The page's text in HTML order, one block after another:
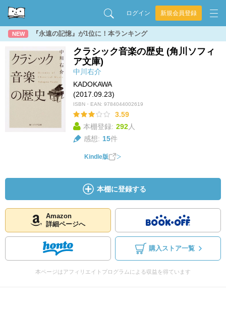
ログイン 新規会員登録
NEW 『永遠の記憶』が1位に！本ランキング
クラシック音楽の歴史 (角川ソフィ
ア文庫)
中川右介
KADOKAWA
(2017.09.23)
ISBN・EAN: 9784044002619
3.59
本棚登録: 292人
感想: 15件
Kindle版
本棚に登録する
Amazon
詳細ページへ
購入ストア一覧
本ページはアフィリエイトプログラムによる収益を得ています